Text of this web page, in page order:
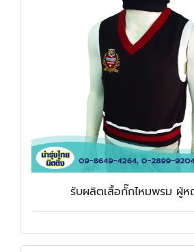
รับผลิตเสื้อกั๊กไหมพรม ผู้